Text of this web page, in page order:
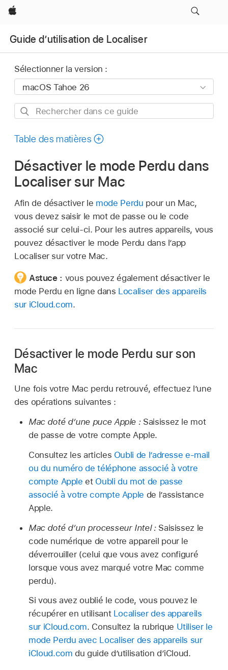
Apple
Guide d’utilisation de Localiser
Sélectionner la version :
Rechercher
ce
Table des matières
Désactiver le mode Perdu dans
Localiser sur Mac
Afin de désactiver le mode Perdu pour un Mac,
vous devez saisir le mot de passe ou le code
associé sur celui-ci. Pour les autres appareils, vous
pouvez désactiver le mode Perdu dans l’app
Localiser sur votre Mac.
Astuce : vous pouvez également désactiver le
mode Perdu en ligne dans Localiser des appareils
sur iCloud.com.
Désactiver le mode Perdu sur son
Mac
Une fois votre Mac perdu retrouvé, effectuez l’une
des opérations suivantes :
Mac doté d’une puce Apple :Saisissez le mot
de passe de votre compte Apple.
Consultez les articles Oubli de l’adresse e-mail
ou du numéro de téléphone associé à votre
compte Apple et Oubli du mot de passe
associé à votre compte Apple de l’assistance
Apple.
Mac doté dʼun processeur Intel :Saisissez le
code numérique de votre appareil pour le
déverrouiller (celui que vous avez configuré
lorsque vous avez marqué votre Mac comme
perdu).
Si vous avez oublié le code, vous pouvez le
récupérer en utilisant Localiser des appareils
sur iCloud.com. Consultez la rubrique Utiliser le
mode Perdu avec Localiser des appareils sur
iCloud.com du guide d’utilisation d’iCloud.